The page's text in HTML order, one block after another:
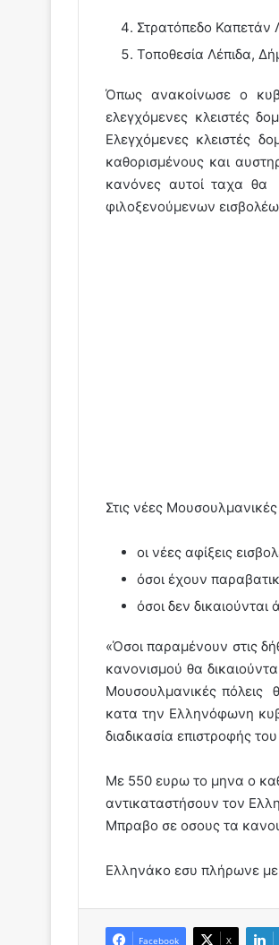
Στρατόπεδο Καπετάν
Τοποθεσία Λέπιδα,
Όπως ανακοίνωσε ο
ελεγχόμενες κλειστές
Ελεγχόμενες κλειστές
καθορισμένους και
κανόνες αυτοί ταχα θα
φιλοξενούμενων
Στις νέες
οι νέες αφίξεις
όσοι έχουν
όσοι δεν
«Όσοι παραμένουν στις
κανονισμού θα
Μουσουλμανικές πόλεις
κατα την Ελληνόφωνη
διαδικασία επιστροφής
Με 550 ευρω το μηνα ο
αντικαταστήσουν τον
Μπραβο σε οσους τα
Ελληνάκο εσυ πλήρωνε με
Facebook X